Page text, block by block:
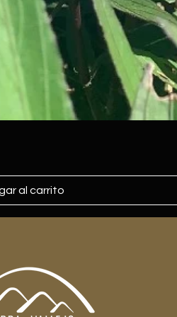
al carrito